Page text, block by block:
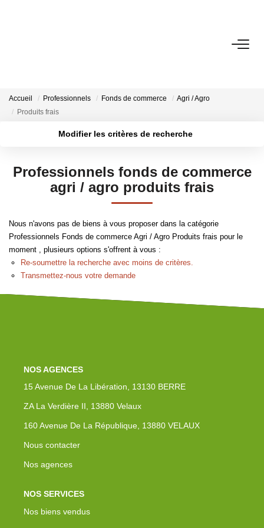
ESTIMATION
LOCATIONS
GESTION
LE GROUPE
Qui Sommes-Nous ?
Nos Agences
Notre Équipe
Avis Clients
Accueil Professionnels Fonds de commerce
Agri / Agro
Produits frais
Modifier les critères de recherche
Type de bien
Budget max Plus de critères
Professionnels fonds de commerce
agri / agro produits frais
Nous n'avons pas de biens à vous proposer dans la catégorie
Professionnels Fonds de commerce Agri / Agro Produits frais pour le
moment , plusieurs options s'offrent à vous :
Re-soumettre la recherche avec moins de critères.
Transmettez-nous votre demande
NOS AGENCES
15 Avenue De La Libération, 13130 BERRE
ZA La Verdière II, 13880 Velaux
160 Avenue De La République, 13880 VELAUX
Nous contacter
Nos agences
NOS SERVICES
Nos biens vendus